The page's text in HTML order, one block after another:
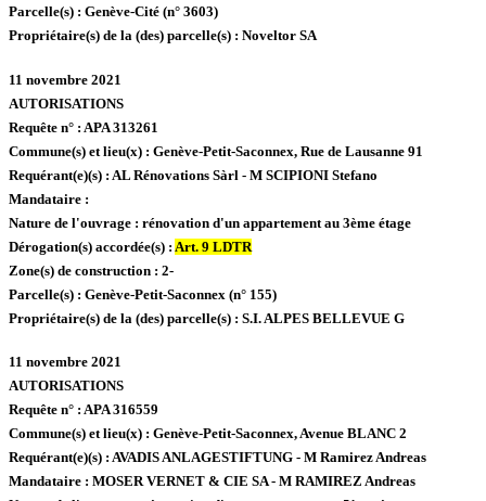
Parcelle(s) : Genève-Cité (n° 3603)
Propriétaire(s) de la (des) parcelle(s) : Noveltor SA
11 novembre 2021
AUTORISATIONS
Requête n° : APA 313261
Commune(s) et lieu(x) : Genève-Petit-Saconnex, Rue de Lausanne 91
Requérant(e)(s) : AL Rénovations Sàrl - M SCIPIONI Stefano
Mandataire :
Nature de l'ouvrage : rénovation d'un appartement au 3ème étage
Dérogation(s) accordée(s) : Art. 9 LDTR
Zone(s) de construction : 2-
Parcelle(s) : Genève-Petit-Saconnex (n° 155)
Propriétaire(s) de la (des) parcelle(s) : S.I. ALPES BELLEVUE G
11 novembre 2021
AUTORISATIONS
Requête n° : APA 316559
Commune(s) et lieu(x) : Genève-Petit-Saconnex,Avenue BLANC 2
Requérant(e)(s) : AVADIS ANLAGESTIFTUNG - M Ramirez Andreas
Mandataire : MOSER VERNET & CIE SA - M RAMIREZ Andreas